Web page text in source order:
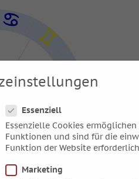
Essenziell
Essenzielle Cookies
Funktionen und sind für die
Funktion der Website
Marketing